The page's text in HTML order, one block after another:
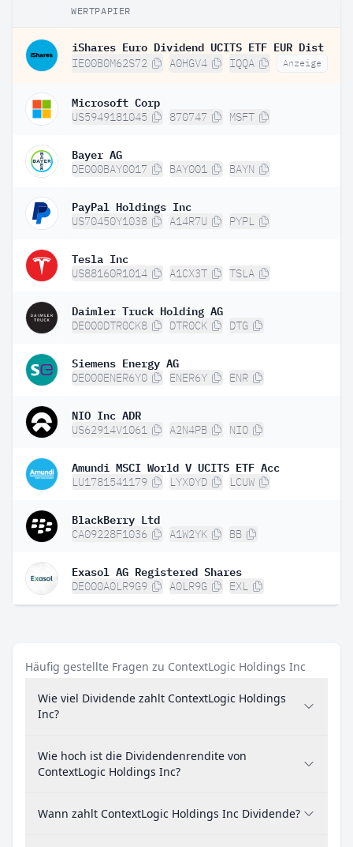
WERTPAPIER
iShares Euro Dividend UCITS ETF EUR Dist
IE00B0M62S72 A0HGV4 IQQA Anzeige
Microsoft Corp
US5949181045 870747 MSFT
Bayer AG
DE000BAY0017 BAY001 BAYN
PayPal Holdings Inc
US70450Y1038 A14R7U PYPL
Tesla Inc
US88160R1014 A1CX3T TSLA
Daimler Truck Holding AG
DE000DTR0CK8 DTR0CK DTG
Siemens Energy AG
DE000ENER6Y0 ENER6Y ENR
NIO Inc ADR
US62914V1061 A2N4PB NIO
Amundi MSCI World V UCITS ETF Acc
LU1781541179 LYX0YD LCUW
BlackBerry Ltd
CA09228F1036 A1W2YK BB
Exasol AG Registered Shares
DE000A0LR9G9 A0LR9G EXL
Häufig gestellte Fragen zu ContextLogic Holdings Inc
Wie viel Dividende zahlt ContextLogic Holdings
Inc?
Wie hoch ist die Dividendenrendite von
ContextLogic Holdings Inc?
Wann zahlt ContextLogic Holdings Inc Dividende?